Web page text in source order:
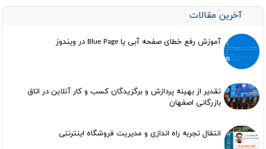
آخرین مقالات
آموزش رفع خطای صفحه آبی یا Blue Page در ویندوز
تقدیر از بهینه پردازش و برگزیدگان کسب و کار آنلاین در اتاق
بازرگانی اصفهان
انتقال تجربه راه اندازی و مدیریت فروشگاه اینترنتی